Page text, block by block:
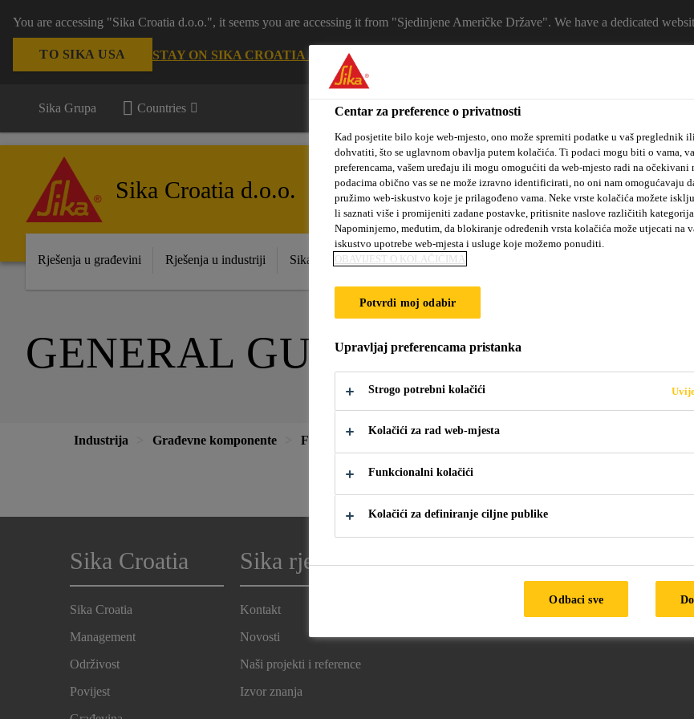
You are accessing "Sika Croatia d.o.o.", it seems you are accessing it from "Sjedinjene Američke Države". We have a dedicated
TO SIKA USA STAY ON SIKA CROATIA D.O.O.SELECT A COUNTRY
Sika Grupa Countries
Sika Croatia d.o.o.
Rješenja u građevini Rješenja u industriji Sika prodajna mjesta Novosti
GENERAL GUIDELINES
Industrija Građevne komponente Fasade
Sika Croatia
Sika Croatia
Management
Održivost
Povijest
Sika rješenja
Kontakt
Novosti
Naši projekti i reference
Izvor znanja
Pratite nas
Centar za preference o privatnosti
Kad posjetite bilo koje web-mjesto, ono može spremiti podatke u vaš preglednik
dohvatiti, što se uglavnom obavlja putem kolačića. Ti podaci mogu biti o vama,
preferencama, vašem uređaju ili mogu omogućiti da web-mjesto radi na očekivani
podacima obično vas se ne može izravno identificirati, no oni nam omogućavaju
pružimo web-iskustvo koje je prilagođeno vama. Neke vrste kolačića možete
li saznati više i promijeniti zadane postavke, pritisnite naslove različitih
Napominjemo, međutim, da blokiranje određenih vrsta kolačića može utjecati na
iskustvo upotrebe web-mjesta i usluge koje možemo ponuditi.
OBAVIJEST O KOLAČIĆIMA
Potvrdi moj odabir
Upravljaj preferencama pristanka
Strogo potrebni kolačići
Kolačići za rad web-mjesta
Funkcionalni kolačići
Kolačići za definiranje ciljne publike
Odbaci sve